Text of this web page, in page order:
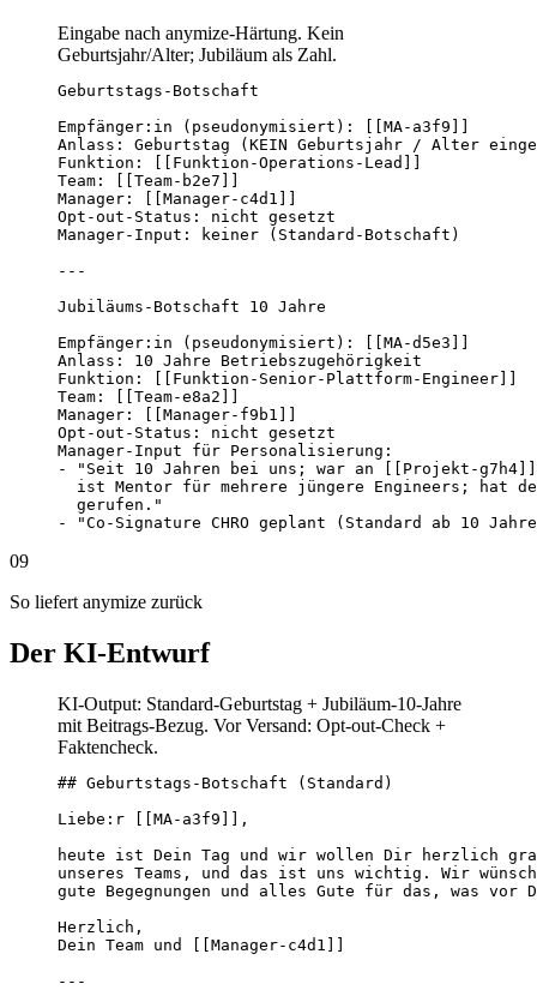
Eingabe nach anymize-Härtung. Kein
Geburtsjahr/Alter; Jubiläum als Zahl.
Geburtstags-Botschaft
Empfänger:in (pseudonymisiert): [[MA-a3f9]]
Anlass: Geburtstag (KEIN Geburtsjahr / Alter
Funktion: [[Funktion-Operations-Lead]]
Team: [[Team-b2e7]]
Manager: [[Manager-c4d1]]
Opt-out-Status: nicht gesetzt
Manager-Input: keiner (Standard-Botschaft)
---
Jubiläums-Botschaft 10 Jahre
Empfänger:in (pseudonymisiert): [[MA-d5e3]]
Anlass: 10 Jahre Betriebszugehörigkeit
Funktion: [[Funktion-Senior-Plattform-Engineer]]
Team: [[Team-e8a2]]
Manager: [[Manager-f9b1]]
Opt-out-Status: nicht gesetzt
Manager-Input für Personalisierung:
- "Seit 10 Jahren bei uns; war an [[Projekt-
ist Mentor für mehrere jüngere Engineers; hat
  gerufen."
- "Co-Signature CHRO geplant (Standard ab 10
09
So liefert anymize zurück
Der KI-Entwurf
KI-Output: Standard-Geburtstag + Jubiläum-10-Jahre
mit Beitrags-Bezug. Vor Versand: Opt-out-Check +
Faktencheck.
## Geburtstags-Botschaft (Standard)
Liebe:r [[MA-a3f9]],
heute ist Dein Tag und wir wollen Dir herzlich
unseres Teams, und das ist uns wichtig. Wir
gute Begegnungen und alles Gute für das, was
Herzlich,
Dein Team und [[Manager-c4d1]]
---